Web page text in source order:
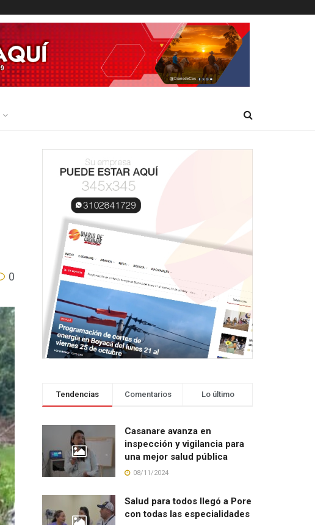
0
Tendencias Comentarios Lo último
Casanare avanza en
inspección y vigilancia para
una mejor salud pública
08/11/2024
Salud para todos llegó a Pore
con todas las especialidades